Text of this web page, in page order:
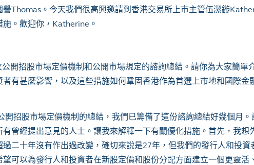
Thomas。今天我們很高興邀請到香港交易所上市主管伍潔鏇
。歡迎你，Katherine。
開招股市場定價機制和公開市場規定的諮詢總結。請你為大家簡單
有甚麼影響，以及這些措施如何鞏固香港作為首選上市地和國際金
招股市場定價機制的總結，我們已籌備了這份諮詢總結好幾個月。
曾經提出意見的人士。讓我來解釋一下有關優化措施。首先，我想
二十年沒有作出過改變，確切來說是27年，但我們的發行人和投資
可以為發行人和投資者在新股定價和股份分配方面建立一個更靈活